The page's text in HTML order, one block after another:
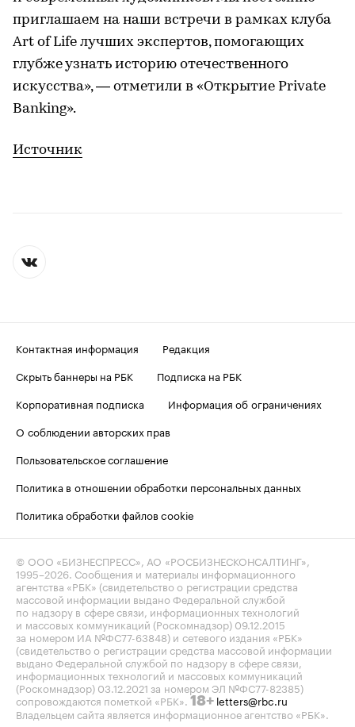
приглашаем на наши встречи в рамках клуба
Art of Life лучших экспертов, помогающих
глубже узнать историю отечественного
искусства», — отметили в «Открытие Private
Banking».
Источник
Контактная информация
Редакция
Скрыть баннеры на РБК
Подписка на РБК
Корпоративная подписка
Информация об ограничениях
О соблюдении авторских прав
Пользовательское соглашение
Политика в отношении обработки персональных данных
Политика обработки файлов cookie
© ООО «БИЗНЕСПРЕСС», АО «РОСБИЗНЕСКОНСАЛТИНГ»,
1995–2026. Сообщения и материалы информационного
агентства «РБК» (свидетельство о регистрации средства
массовой информации выдано Федеральной службой
по надзору в сфере связи, информационных технологий
и массовых коммуникаций (Роскомнадзор) 09.12.2015
за номером ИА №ФС77-63848) и сетевого издания «РБК»
(свидетельство о регистрации средства массовой информации
выдано Федеральной службой по надзору в сфере связи,
информационных технологий и массовых коммуникаций
(Роскомнадзор) 03.12.2021 за номером ЭЛ №ФС77-82385)
сопровождаются пометкой «РБК». 18+ letters@rbc.ru
Владельцем сайта является информационное агентство «РБК».